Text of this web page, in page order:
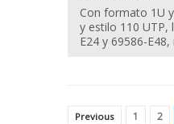
Con formato 1U
y estilo 110 UTP,
E24 y 69586-
Previous 1 2